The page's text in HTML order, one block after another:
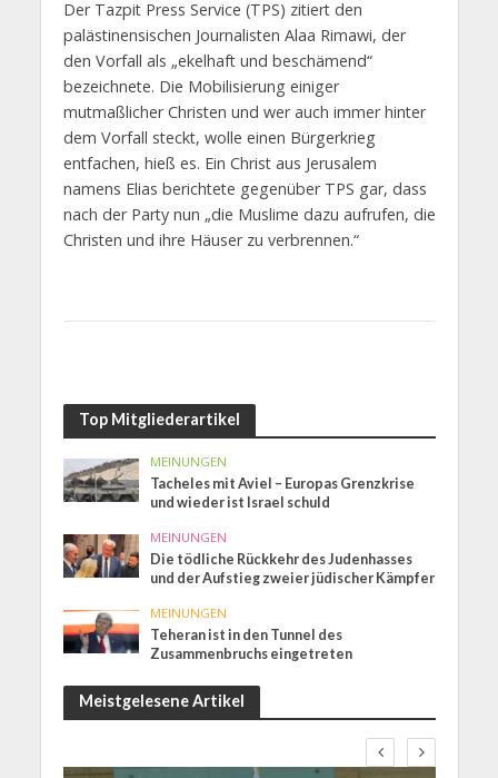
Der Tazpit Press Service (TPS) zitiert den
palästinensischen Journalisten Alaa Rimawi, der
den Vorfall als „ekelhaft und beschämend“
bezeichnete. Die Mobilisierung einiger
mutmaßlicher Christen und wer auch immer hinter
dem Vorfall steckt, wolle einen Bürgerkrieg
entfachen, hieß es. Ein Christ aus Jerusalem
namens Elias berichtete gegenüber TPS gar, dass
nach der Party nun „die Muslime dazu aufrufen, die
Christen und ihre Häuser zu verbrennen.“
Top Mitgliederartikel
MEINUNGEN
Tacheles mit Aviel – Europas Grenzkrise
und wieder ist Israel schuld
MEINUNGEN
Die tödliche Rückkehr des Judenhasses
und der Aufstieg zweier jüdischer Kämpfer
MEINUNGEN
Teheran ist in den Tunnel des
Zusammenbruchs eingetreten
Meistgelesene Artikel